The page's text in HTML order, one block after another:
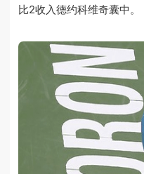
比2收入德约科维奇囊中。